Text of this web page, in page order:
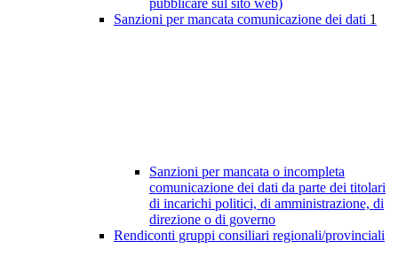
pubblicare sul sito web)
Sanzioni per mancata comunicazione dei dati 1
Sanzioni per mancata o incompleta
comunicazione dei dati da parte dei titolari
di incarichi politici, di amministrazione, di
direzione o di governo
Rendiconti gruppi consiliari regionali/provinciali